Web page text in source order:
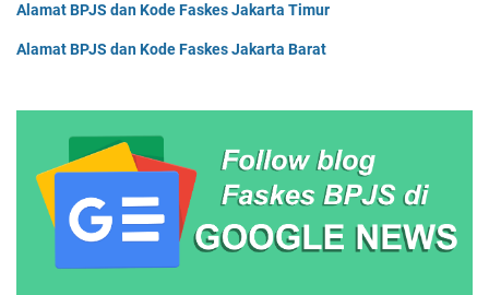
Alamat BPJS dan Kode Faskes Jakarta Timur
Alamat BPJS dan Kode Faskes Jakarta Barat